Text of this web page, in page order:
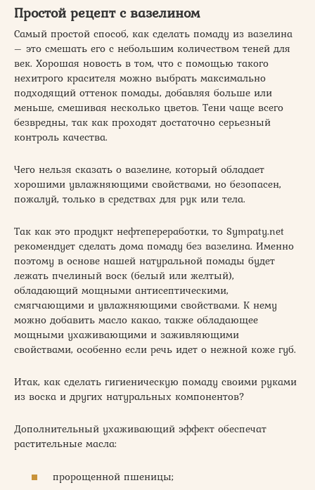
Простой рецепт с вазелином
Самый простой способ, как сделать помаду из вазелина
– это смешать его с небольшим количеством теней для
век. Хорошая новость в том, что с помощью такого
нехитрого красителя можно выбрать максимально
подходящий оттенок помады, добавляя больше или
меньше, смешивая несколько цветов. Тени чаще всего
безвредны, так как проходят достаточно серьезный
контроль качества.
Чего нельзя сказать о вазелине, который обладает
хорошими увлажняющими свойствами, но безопасен,
пожалуй, только в средствах для рук или тела.
Так как это продукт нефтепереработки, то Sympaty.net
рекомендует сделать дома помаду без вазелина. Именно
поэтому в основе нашей натуральной помады будет
лежать пчелиный воск (белый или желтый),
обладающий мощными антисептическими,
смягчающими и увлажняющими свойствами. К нему
можно добавить масло какао, также обладающее
мощными ухаживающими и заживляющими
свойствами, особенно если речь идет о нежной коже губ.
Итак, как сделать гигиеническую помаду своими руками
из воска и других натуральных компонентов?
Дополнительный ухаживающий эффект обеспечат
растительные масла:
пророщенной пшеницы;